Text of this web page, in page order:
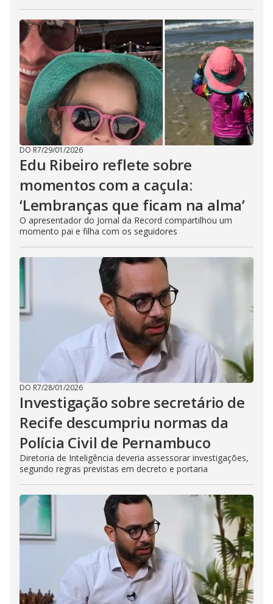
DO R7/29/01/2026
Edu Ribeiro reflete sobre
momentos com a caçula:
‘Lembranças que ficam na alma’
O apresentador do Jornal da Record compartilhou um
momento pai e filha com os seguidores
DO R7/28/01/2026
Investigação sobre secretário de
Recife descumpriu normas da
Polícia Civil de Pernambuco
Diretoria de Inteligência deveria assessorar investigações,
segundo regras previstas em decreto e portaria